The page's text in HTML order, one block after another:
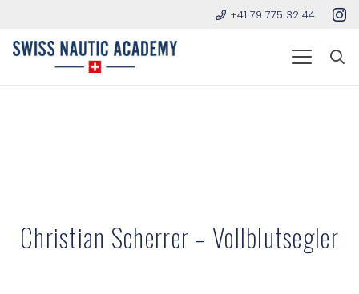
+41 79 775 32 44
Christian Scherrer – Vollblutsegler